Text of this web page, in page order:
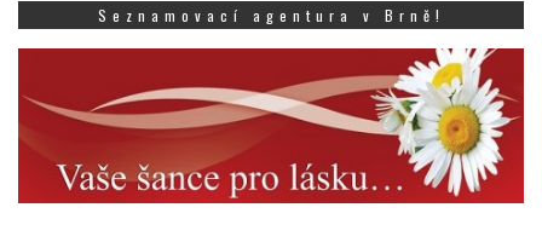
Seznamovací agentura v Brně!